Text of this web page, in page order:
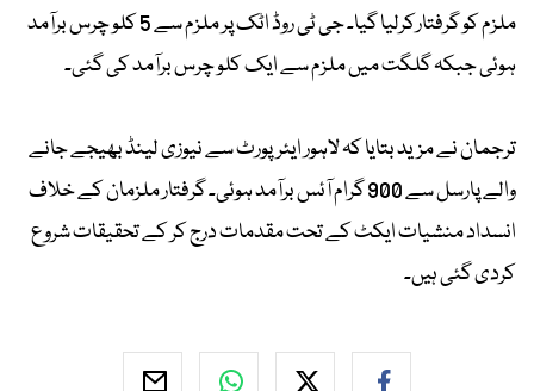
ملزم کو گرفتارکرلیا گیا۔ جی ٹی روڈ اٹک پر ملزم سے 5 کلو چرس برآمد
ہوئی جبکہ گلگت میں ملزم سے ایک کلو چرس برآمد کی گئی۔
ترجمان نے مزید بتایا کہ لاہور ایئرپورٹ سے نیوزی لینڈ بھیجے جانے
والے پارسل سے 900 گرام آئس برآمد ہوئی۔ گرفتار ملزمان کے خلاف
انسداد منشیات ایکٹ کے تحت مقدمات درج کر کے تحقیقات شروع
کردی گئی ہیں۔